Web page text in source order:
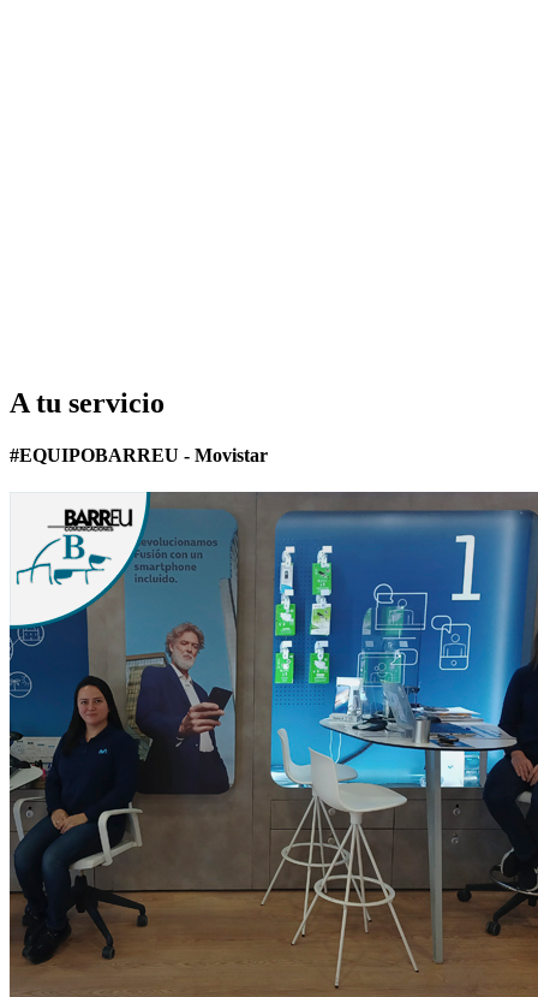
A tu servicio
#EQUIPOBARREU - Movistar